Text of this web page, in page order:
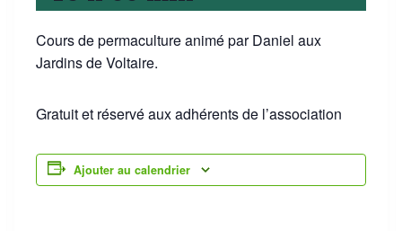
Cours de permaculture animé par Daniel aux
Jardins de Voltaire.
Gratuit et réservé aux adhérents de l’association
Ajouter au calendrier